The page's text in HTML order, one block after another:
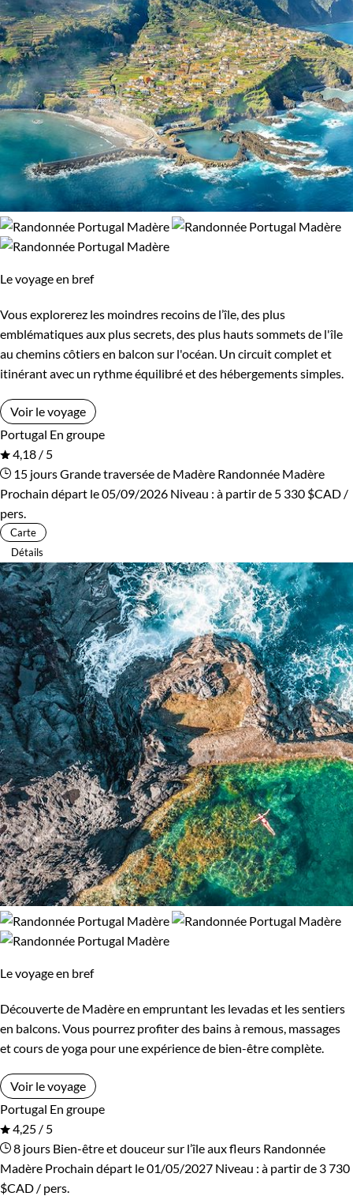
Le voyage en bref
Vous explorerez les moindres recoins de l’île, des plus
emblématiques aux plus secrets, des plus hauts sommets de l'île
au chemins côtiers en balcon sur l'océan. Un circuit complet et
itinérant avec un rythme équilibré et des hébergements simples.
Voir le voyage
Portugal En groupe
4,18 / 5
15 joursGrande traversée de Madère Randonnée Madère
Prochain départ le 05/09/2026 Niveau : à partir de 5 330 $CAD /
pers.
Carte
Détails
Le voyage en bref
Découverte de Madère en empruntant les levadas et les sentiers
en balcons. Vous pourrez profiter des bains à remous, massages
et cours de yoga pour une expérience de bien-être complète.
Voir le voyage
Portugal En groupe
4,25 / 5
8 jours Bien-être et douceur sur l’île aux fleurs Randonnée
Madère Prochain départ le 01/05/2027 Niveau : à partir de 3 730
$CAD / pers.